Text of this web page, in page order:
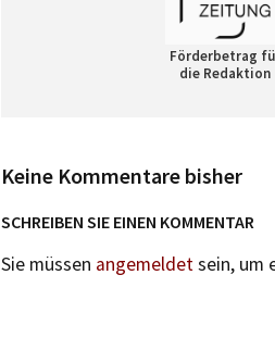
Förderbetrag
die Redaktion
Keine Kommentare bisher
SCHREIBEN SIE EINEN KOMMENTAR
Sie müssen angemeldetsein, um